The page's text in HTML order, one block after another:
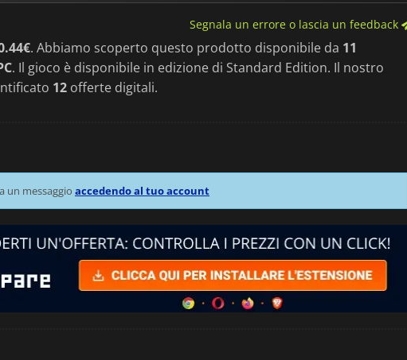
Segnala un errore o lascia un feedback
. Abbiamo scoperto questo prodotto disponibile da 11
. Il gioco è disponibile in edizione di Standard Edition. Il nostro
12 offerte digitali.
un messaggio accedendo al tuo account